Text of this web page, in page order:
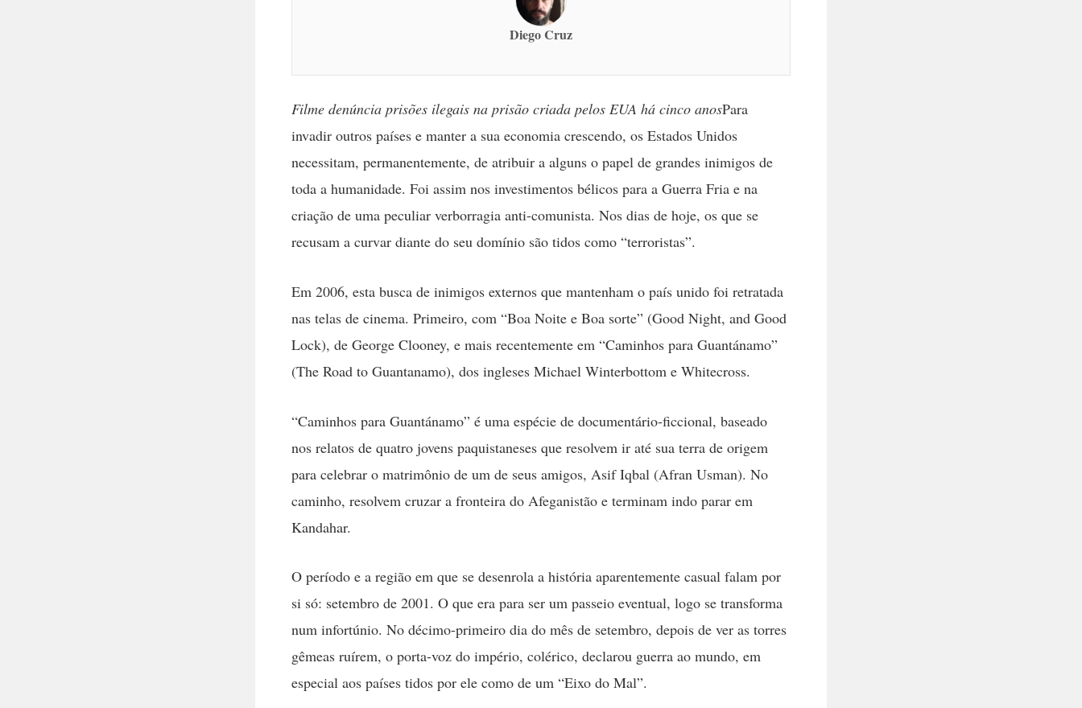
Diego Cruz
Filme denúncia prisões ilegais na prisão criada pelos EUA há cinco anosPara
invadir outros países e manter a sua economia crescendo, os Estados Unidos
necessitam, permanentemente, de atribuir a alguns o papel de grandes inimigos de
toda a humanidade. Foi assim nos investimentos bélicos para a Guerra Fria e na
criação de uma peculiar verborragia anti-comunista. Nos dias de hoje, os que se
recusam a curvar diante do seu domínio são tidos como “terroristas”.
Em 2006, esta busca de inimigos externos que mantenham o país unido foi retratada
nas telas de cinema. Primeiro, com “Boa Noite e Boa sorte” (Good Night, and Good
Lock), de George Clooney, e mais recentemente em “Caminhos para Guantánamo”
(The Road to Guantanamo), dos ingleses Michael Winterbottom e Whitecross.
“Caminhos para Guantánamo” é uma espécie de documentário-ficcional, baseado
nos relatos de quatro jovens paquistaneses que resolvem ir até sua terra de origem
para celebrar o matrimônio de um de seus amigos, Asif Iqbal (Afran Usman). No
caminho, resolvem cruzar a fronteira do Afeganistão e terminam indo parar em
Kandahar.
O período e a região em que se desenrola a história aparentemente casual falam por
si só: setembro de 2001. O que era para ser um passeio eventual, logo se transforma
num infortúnio. No décimo-primeiro dia do mês de setembro, depois de ver as torres
gêmeas ruírem, o porta-voz do império, colérico, declarou guerra ao mundo, em
especial aos países tidos por ele como de um “Eixo do Mal”.